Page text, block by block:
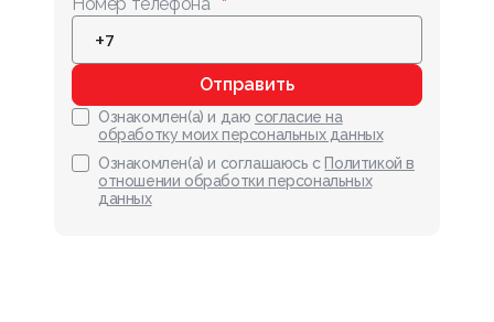
Отправить
Ознакомлен(а) и даю согласие на
обработку моих персональных данных
Ознакомлен(а) и соглашаюсь с Политикой в
отношении обработки персональных
данных